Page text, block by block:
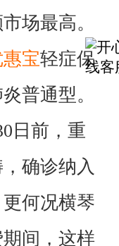
场最高。
宝轻症保
普通型。
日前，重
确诊纳入
何况横琴
间，这样